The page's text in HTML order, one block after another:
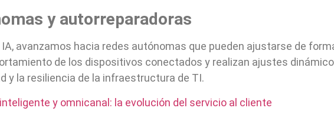
y autorreparadoras
IA, avanzamos hacia redes autónomas que pueden ajustarse de
de los dispositivos conectados y realizan ajustes
y la resiliencia de la infraestructura de TI.
inteligente y omnicanal: la evolución del servicio al cliente